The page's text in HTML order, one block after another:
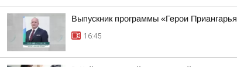
Выпускник программы «Герои
16:45